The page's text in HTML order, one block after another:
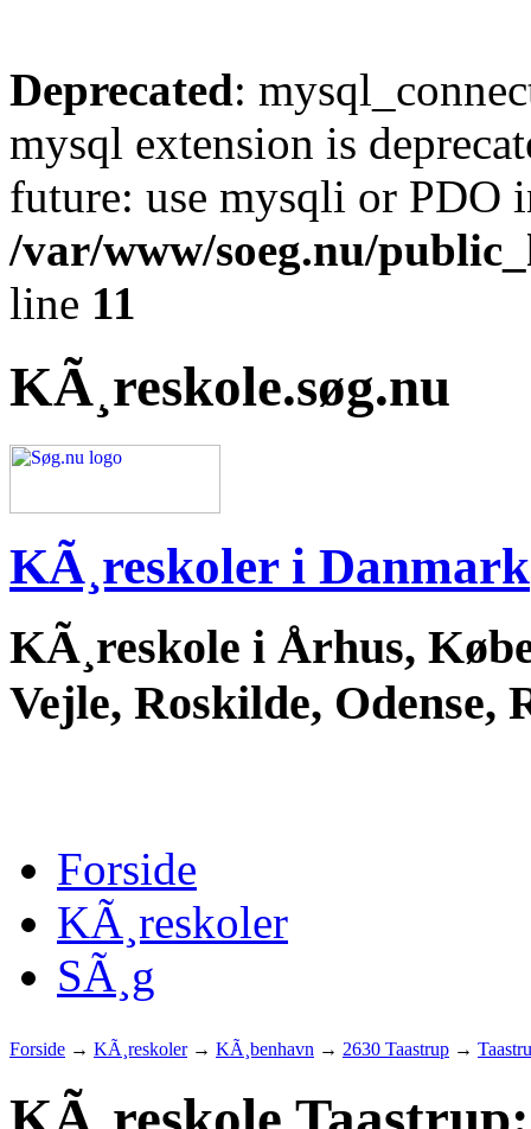
Deprecated:
mysql extension is
future: use mysqli or PDO
/var/www/soeg.nu/
line 11
KÃ¸reskole.søg.nu
KÃ¸reskoler i Danmark
KÃ¸reskole i Århus,
Vejle, Roskilde, Odense,
Forside
KÃ¸reskoler
SÃ¸g
Forside → KÃ¸reskoler→ KÃ¸benhavn → 2630 Taastrup →